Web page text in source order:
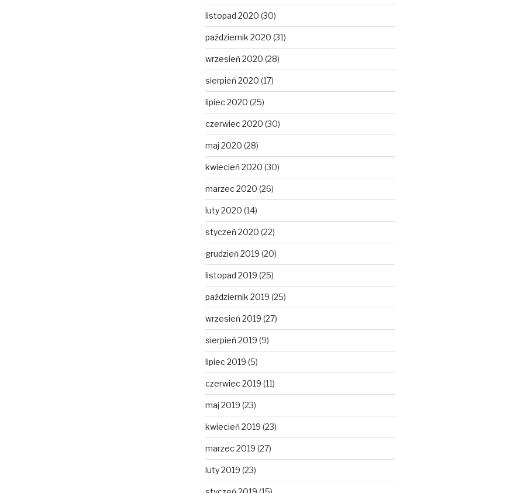
listopad 2020 (30)
październik 2020 (31)
wrzesień 2020 (28)
sierpień 2020 (17)
lipiec 2020 (25)
czerwiec 2020 (30)
maj 2020 (28)
kwiecień 2020 (30)
marzec 2020 (26)
luty 2020 (14)
styczeń 2020 (22)
grudzień 2019 (20)
listopad 2019 (25)
październik 2019 (25)
wrzesień 2019 (27)
sierpień 2019 (9)
lipiec 2019 (5)
czerwiec 2019 (11)
maj 2019 (23)
kwiecień 2019 (23)
marzec 2019 (27)
luty 2019 (23)